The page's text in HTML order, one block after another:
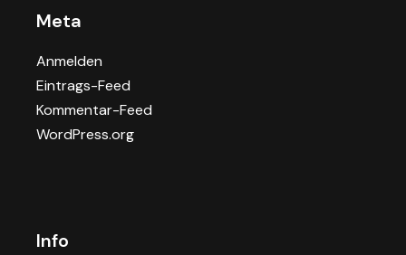
Meta
Anmelden
Eintrags-Feed
Kommentar-Feed
WordPress.org
Info